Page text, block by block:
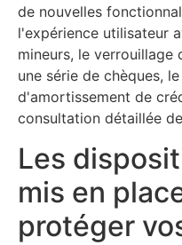
de nouvelles
l'expérience utilisateur
mineurs, le
une série de chèques,
d'amortissement de
consultation détaillée
Les
mis en
protéger